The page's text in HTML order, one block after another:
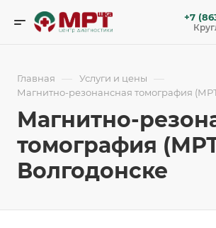
+7
Главная — Услуги и цены —
Магнитно-резонансная томография
Магнитно-
томография
Волгодонске